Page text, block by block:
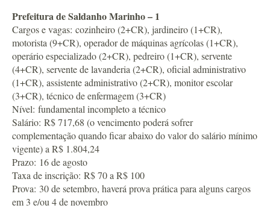
Prefeitura de Saldanho Marinho – 1
Cargos e vagas: cozinheiro (2+CR), jardineiro (1+CR),
motorista (9+CR), operador de máquinas agrícolas (1+CR),
operário especializado (2+CR), pedreiro (1+CR), servente
(4+CR), servente de lavanderia (2+CR), oficial administrativo
(1+CR), assistente administrativo (2+CR), monitor escolar
(3+CR), técnico de enfermagem (3+CR)
Nível: fundamental incompleto a técnico
Salário: R$ 717,68 (o vencimento poderá sofrer
complementação quando ficar abaixo do valor do salário mínimo
vigente) a R$ 1.804,24
Prazo: 16 de agosto
Taxa de inscrição: R$ 70 a R$ 100
Prova: 30 de setembro, haverá prova prática para alguns cargos
em 3 e/ou 4 de novembro